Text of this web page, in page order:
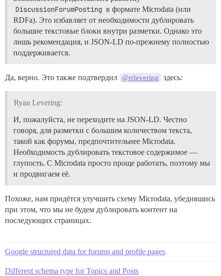
DiscussionForumPosting в формате Microdata (или
RDFa). Это избавляет от необходимости дублировать
большие текстовые блоки внутри разметки. Однако это
лишь рекомендация, и JSON-LD по-прежнему полностью
поддерживается.
Да, верно. Это также подтвердил @rrlevering здесь:
Ryan Levering:
И, пожалуйста, не переходите на JSON-LD. Честно
говоря, для разметки с большим количеством текста,
такой как форумы, предпочтительнее Microdata.
Необходимость дублировать текстовое содержимое —
глупость. С Microdata просто проще работать, поэтому мы
и продвигаем её.
Похоже, нам придётся улучшить схему Microdata, убедившись
при этом, что мы не будем дублировать контент на
последующих страницах.
Google structured data for forums and profile pages
Different schema type for Topics and Posts